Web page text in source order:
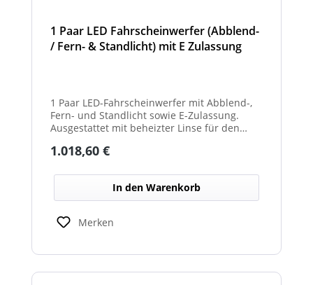
1 Paar LED Fahrscheinwerfer (Abblend-
/ Fern- & Standlicht) mit E Zulassung
1 Paar LED-Fahrscheinwerfer mit Abblend-,
Fern- und Standlicht sowie E-Zulassung.
Ausgestattet mit beheizter Linse für den
Witterungsbedingungen. Ideal zur sicheren
Arbeitsbereichen bei allen Fahrzeugtypen.
Balkenbreiten mit Scheinwerfermodulen
können geringfügig von den angegebenen
Standardbreiten abweichen. Modelle mit nur
2 Scheinwerfermodulen, können wahlweise
unbeleuchtet) haben. Die max. Anzahl der
Regulärer Preis:
1.018,60 €
In den Warenkorb
Merken